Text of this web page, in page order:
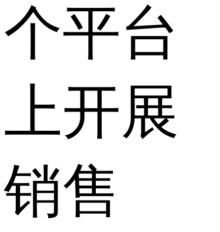
个平台
上开展
销售